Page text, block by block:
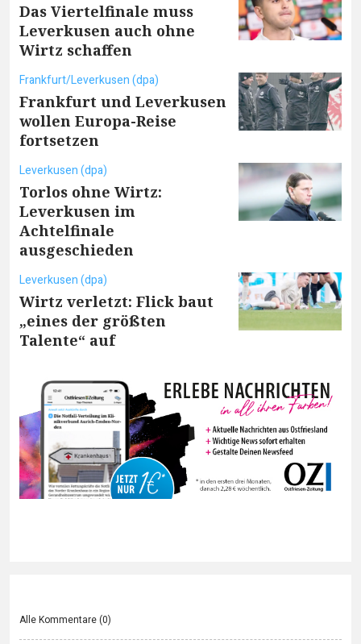
Das Viertelfinale muss
Leverkusen auch ohne
Wirtz schaffen
Frankfurt/Leverkusen (dpa)
Frankfurt und Leverkusen
wollen Europa-Reise
fortsetzen
Leverkusen (dpa)
Torlos ohne Wirtz:
Leverkusen im
Achtelfinale
ausgeschieden
Leverkusen (dpa)
Wirtz verletzt: Flick baut
„eines der größten
Talente“ auf
Alle Kommentare (0)